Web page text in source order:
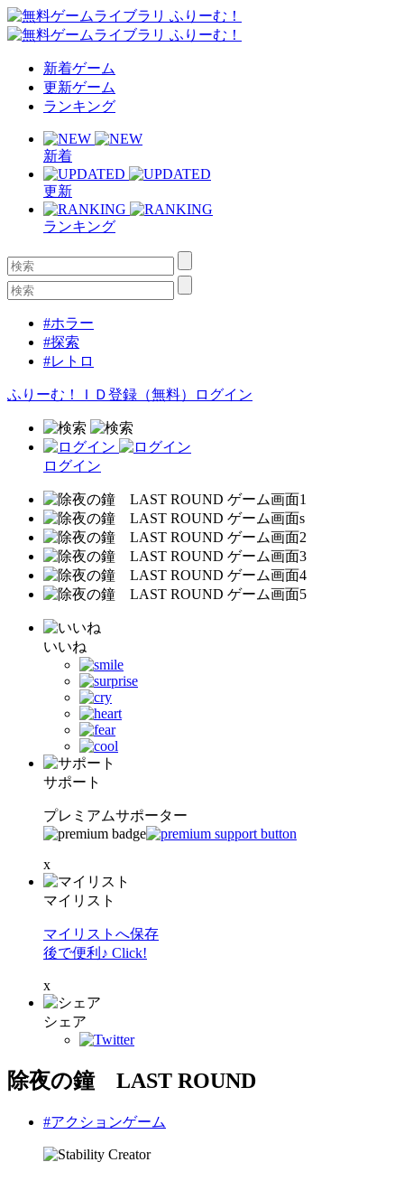
新着ゲーム
更新ゲーム
ランキング
新着
更新
ランキング
#ホラー
#探索
#レトロ
ふりーむ！ＩＤ登録（無料） ログイン
ログイン
いいね
サポート
プレミアムサポーター
x
マイリスト
マイリストへ保存
後で便利♪ Click!
x
シェア
除夜の鐘 LAST ROUND
#アクションゲーム